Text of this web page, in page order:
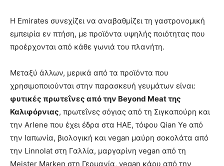
Η Emirates συνεχίζει να αναβαθμίζει τη γαστρονομική
εμπειρία εν πτήση, με προϊόντα υψηλής ποιότητας που
προέρχονται από κάθε γωνιά του πλανήτη.
Μεταξύ άλλων, μερικά από τα προϊόντα που
χρησιμοποιούνται στην παρασκευή γευμάτων είναι:
φυτικές πρωτεΐνες από την Beyond Meat της
Καλιφόρνιας, πρωτεΐνες σόγιας από τη Σιγκαπούρη και
την Arlene που έχει έδρα στα ΗΑΕ, τόφου Qian Ye από
την Ιαπωνία, βιολογική και vegan μαύρη σοκολάτα από
την Linnolat στη Γαλλία, μαργαρίνη vegan από τη
Meister Marken στη Γερμανία, vegan κάρυ από την